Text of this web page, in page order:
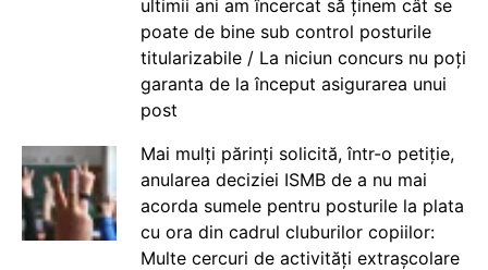
ultimii ani am încercat să ținem cât se
poate de bine sub control posturile
titularizabile / La niciun concurs nu poți
garanta de la început asigurarea unui
post
Mai mulți părinți solicită, într-o petiție,
anularea deciziei ISMB de a nu mai
acorda sumele pentru posturile la plata
cu ora din cadrul cluburilor copiilor:
Multe cercuri de activități extrașcolare